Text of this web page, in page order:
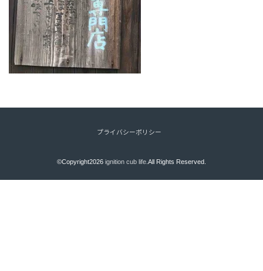
プライバシーポリシー
©Copyright2026 ignition cub life.All Rights Reserved.